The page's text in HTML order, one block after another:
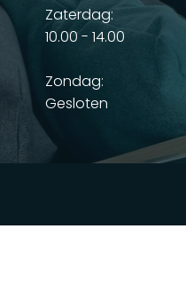
Zaterdag:
10.00 - 14.00
Zondag:
Gesloten